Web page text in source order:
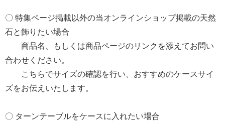
〇 特集ページ掲載以外の当オンラインショップ掲載の天然
石と飾りたい場合
商品名、もしくは商品ページのリンクを添えてお問い
合わせください。
こちらでサイズの確認を行い、おすすめのケースサイ
ズをお伝えいたします。
〇 ターンテーブルをケースに入れたい場合